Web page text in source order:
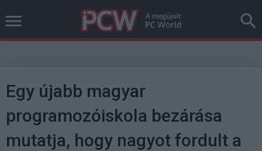
Egy újabb magyar
programozóiskola bezárása
mutatja, hogy nagyot fordult a